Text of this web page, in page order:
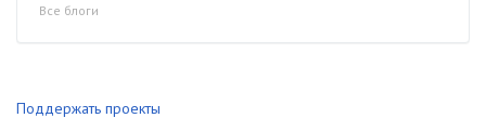
Все блоги
Поддержать проекты